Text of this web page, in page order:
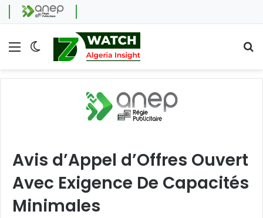
Menu Switch skin
Avis d’Appel d’Offres Ouvert
Avec Exigence De Capacités
Minimales